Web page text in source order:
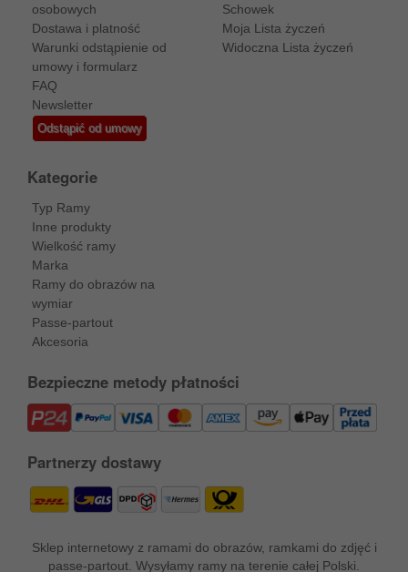
osobowych
Dostawa i platność
Warunki odstąpienie od
umowy i formularz
FAQ
Newsletter
Odstąpić od umowy
Schowek
Moja Lista życzeń
Widoczna Lista życzeń
Kategorie
Typ Ramy
Inne produkty
Wielkość ramy
Marka
Ramy do obrazów na
wymiar
Passe-partout
Akcesoria
Bezpieczne metody płatności
Partnerzy dostawy
Sklep internetowy z ramami do obrazów, ramkami do zdjęć i
passe-partout. Wysyłamy ramy na terenie całej Polski.